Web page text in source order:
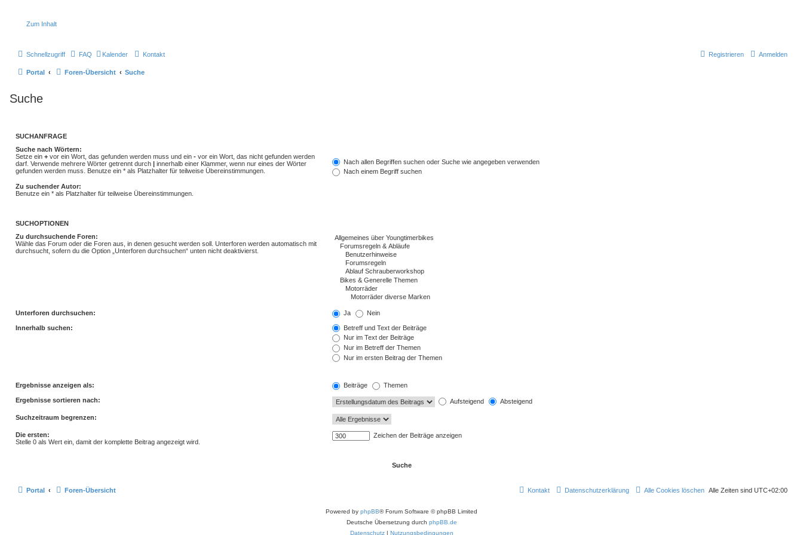
Zum Inhalt
Schnellzugriff FAQ Kalender Kontakt Anmelden
Registrieren
Portal Foren-Übersicht Suche
Suche
SUCHANFRAGE
Suche nach Wörtern:
Setze ein + vor ein Wort, das gefunden werden muss und ein - vor ein Wort, das nicht gefunden werden
darf. Verwende mehrere Wörter getrennt durch | innerhalb einer Klammer, wenn nur eines der Wörter
gefunden werden muss. Benutze ein * als Platzhalter für teilweise Übereinstimmungen.
Nach allen Begriffen suchen oder Suche wie angegeben verwenden
Nach einem Begriff suchen
Zu suchender Autor:
Benutze ein * als Platzhalter für teilweise Übereinstimmungen.
SUCHOPTIONEN
Zu durchsuchende Foren:
Wähle das Forum oder die Foren aus, in denen gesucht werden soll. Unterforen werden automatisch mit
durchsucht, sofern du die Option „Unterforen durchsuchen“ unten nicht deaktivierst.
Unterforen durchsuchen: Ja Nein
Innerhalb suchen:
Betreff und Text der Beiträge
Nur im Text der Beiträge
Nur im Betreff der Themen
Nur im ersten Beitrag der Themen
Ergebnisse anzeigen als: Beiträge Themen
Ergebnisse sortieren nach: Aufsteigend Absteigend
Suchzeitraum begrenzen:
Die ersten:
Stelle 0 als Wert ein, damit der komplette Beitrag angezeigt wird.
Zeichen der Beiträge anzeigen
Portal Foren-Übersicht Alle Zeiten sind UTC+02:00
Alle Cookies löschen
Datenschutzerklärung
Kontakt
Powered by phpBB® Forum Software © phpBB Limited
Deutsche Übersetzung durch phpBB.de
Datenschutz | Nutzungsbedingungen